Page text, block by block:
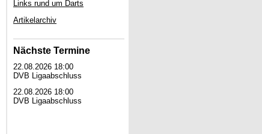
Links rund um Darts
Artikelarchiv
Nächste Termine
22.08.2026 18:00
DVB Ligaabschluss
22.08.2026 18:00
DVB Ligaabschluss